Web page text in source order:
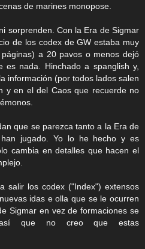
de marines monopose.
sorprenden. Con la Era de Sigmar
de los codex de GW estaba muy
a 20 pavos o menos dejó
es nada. Hinchado a spanglish y,
información (por todos lados salen
y en el del Caos que recuerde no
que se parezca tanto a la Era de
jugado. Yo lo he hecho y es
cambia en detalles que hacen el
salir los codex ("Index") extensos
idas e olla que se le ocurren
Sigmar en vez de formaciones se
así que no creo que estas